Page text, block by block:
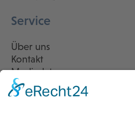
Service
Über uns
Kontakt
Mediadaten
Newsletter
LogIn